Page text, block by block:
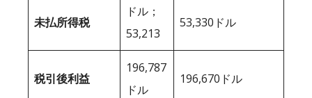
未払所得税
ドル；
53,213
53,330ドル
税引後利益
196,787
ドル
196,670ドル